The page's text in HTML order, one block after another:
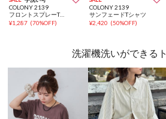
COLONY 2139
フロントスプレーTシャツ
¥1,287 (70%OFF)
COLONY 2139
サンフェードTシャツ
¥2,420 (50%OFF)
洗濯機洗いができる